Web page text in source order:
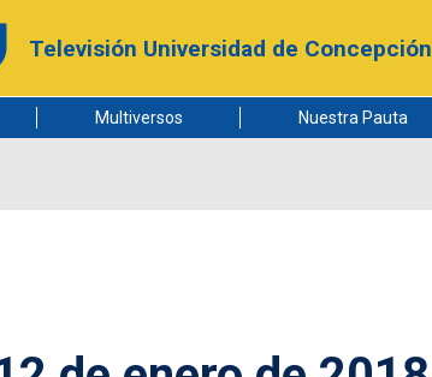
Televisión Universidad de Concepción
Multiversos Nuestra Pauta